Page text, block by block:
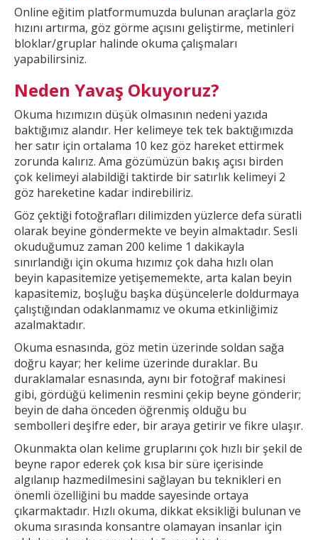
Online eğitim platformumuzda bulunan araçlarla göz
hızını artırma, göz görme açısını geliştirme, metinleri
bloklar/gruplar halinde okuma çalışmaları
yapabilirsiniz.
Neden Yavaş Okuyoruz?
Okuma hızımızın düşük olmasının nedeni yazıda
baktığımız alandır. Her kelimeye tek tek baktığımızda
her satır için ortalama 10 kez göz hareket ettirmek
zorunda kalırız. Ama gözümüzün bakış açısı birden
çok kelimeyi alabildiği taktirde birsatırlık kelimeyi 2
göz hareketine kadar indirebiliriz.
Göz çektiği fotoğrafları dilimizden yüzlerce defa süratli
olarak beyine göndermekte ve beyin almaktadır. Sesli
okuduğumuz zaman 200 kelime 1 dakikayla
sınırlandığı için okuma hızımız çok daha hızlı olan
beyin kapasitemize yetişememekte, arta kalan beyin
kapasitemiz, boşluğu başka düşüncelerle doldurmaya
çalıştığından odaklanmamız ve okuma etkinliğimiz
azalmaktadır.
Okuma esnasında, göz metin üzerinde soldan sağa
doğru kayar; her kelime üzerinde duraklar. Bu
duraklamalar esnasında, aynı bir fotoğraf makinesi
gibi, gördüğü kelimenin resmini çekip beyne gönderir;
beyin de daha önceden öğrenmiş olduğu bu
sembolleri deşifre eder, bir araya getirir ve fikre ulaşır.
Okunmakta olan kelime gruplarını çok hızlı bir şekil de
beyne rapor ederek çok kısa bir süre içerisinde
algılanıp hazmedilmesini sağlayan bu teknikleri en
önemli özelliğini bu madde sayesinde ortaya
çıkarmaktadır. Hızlı okuma, dikkateksikliği bulunan ve
okuma sırasında konsantre olamayan insanlar için